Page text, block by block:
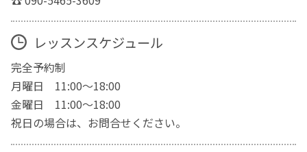
レッスンスケジュール
完全予約制
月曜日 11:00〜18:00
金曜日 11:00〜18:00
祝日の場合は、お問合せください。